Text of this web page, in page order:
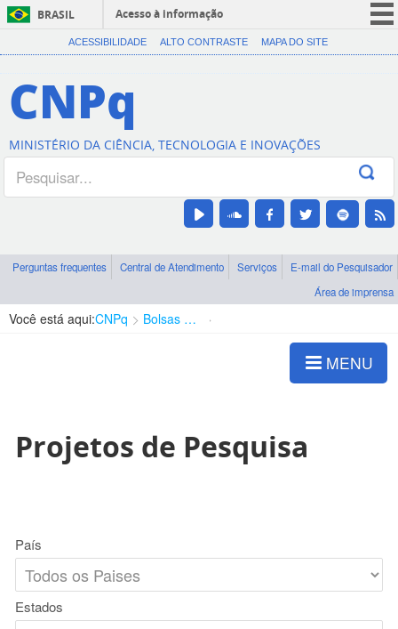
BRASIL
Acesso à informação
CORONAVÍRUS (COVID-19)
Canais
ACESSIBILIDADE ALTO CONTRASTE MAPA DO SITE
CNPq
MINISTÉRIO DA CIÊNCIA, TECNOLOGIA E INOVAÇÕES
Perguntas frequentes Central de Atendimento Serviços
E-mail do Pesquisador
Área de imprensa
Você está aqui:CNPq Bolsas e Auxílios Vigentes
MENU
Projetos de Pesquisa
País
Estados